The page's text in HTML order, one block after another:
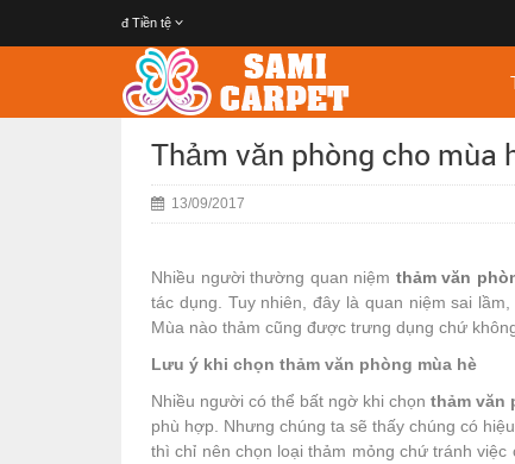
đ Tiền tệ
Thảm văn phòng cho mùa
13/09/2017
Nhiều người thường quan niệm thảm văn
tác dụng. Tuy nhiên, đây là quan niệm sai
Mùa nào thảm cũng được trưng dụng chứ
Lưu ý khi chọn thảm văn phòng mùa hè
Nhiều người có thể bất ngờ khi chọnthảm văn
phù hợp. Nhưng chúng ta sẽ thấy chúng có
thì chỉ nên chọn loại thảm mỏng chứ tránh